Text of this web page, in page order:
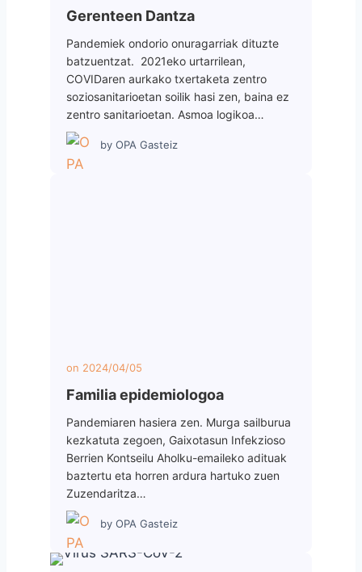
Gerenteen Dantza
Pandemiek ondorio onuragarriak dituzte
batzuentzat. 2021eko urtarrilean,
COVIDaren aurkako txertaketa zentro
soziosanitarioetan soilik hasi zen, baina ez
zentro sanitarioetan. Asmoa logikoa…
by OPA Gasteiz
on 2024/04/05
Familia epidemiologoa
Pandemiaren hasiera zen. Murga sailburua
kezkatuta zegoen, Gaixotasun Infekzioso
Berrien Kontseilu Aholku-emaileko adituak
baztertu eta horren ardura hartuko zuen
Zuzendaritza…
by OPA Gasteiz